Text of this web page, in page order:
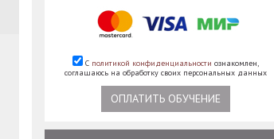
С политикой конфиденциальности ознакомлен,
соглашаюсь на обработку своих персональных данных
ОПЛАТИТЬ ОБУЧЕНИЕ